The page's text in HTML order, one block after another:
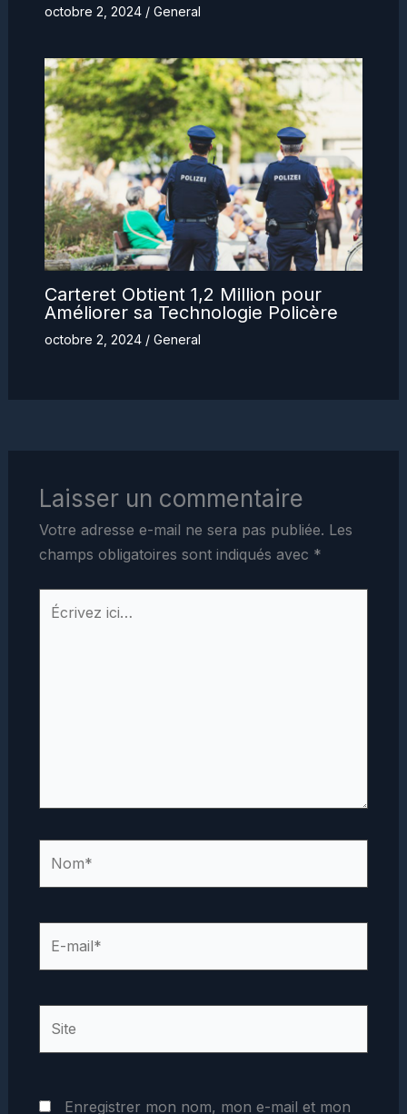
octobre 2, 2024 / General
Carteret Obtient 1,2 Million pour
Améliorer sa Technologie Policère
octobre 2, 2024 / General
Laisser un commentaire
Votre adresse e-mail ne sera pas publiée. Les
champs obligatoires sont indiqués avec *
Écrivez
Enregistrer mon nom, mon e-mail et mon